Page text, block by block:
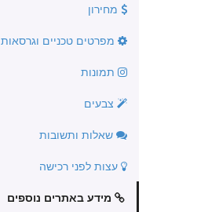
מחירון
מפרטים טכניים וגרסאות
תמונות
צבעים
שאלות ותשובות
עצות לפני רכישה
מידע באתרים נוספים